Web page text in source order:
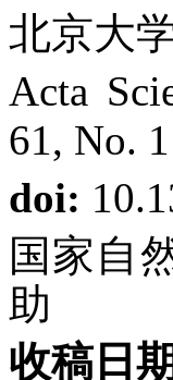
北京大
Acta
61, No.
doi:
国家自
助
收稿日